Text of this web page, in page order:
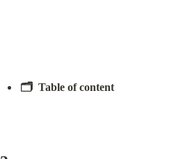
🗂️  Table of content